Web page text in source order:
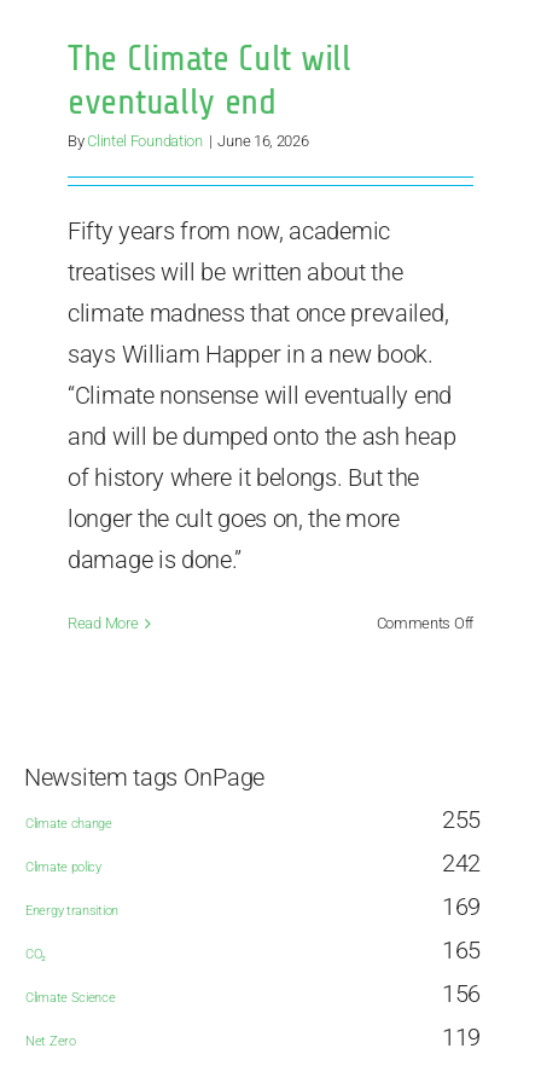
The Climate Cult will
eventually end
ByClintel Foundation | June 16, 2026
Fifty years from now, academic
treatises will be written about the
climate madness that once prevailed,
says William Happer in a new book.
“Climate nonsense will eventually end
and will be dumped onto the ash heap
of history where it belongs. But the
longer the cult goes on, the more
damage is done.”
Read More Comments Offon
Newsitem tags OnPage
Climate change 255
Climate policy 242
Energy transition 169
CO₂ 165
Climate Science 156
Net Zero
119